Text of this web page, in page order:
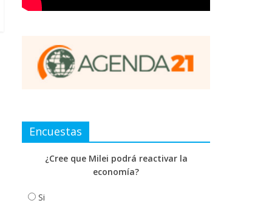
Encuestas
¿Cree que Milei podrá reactivar la
economía?
Si